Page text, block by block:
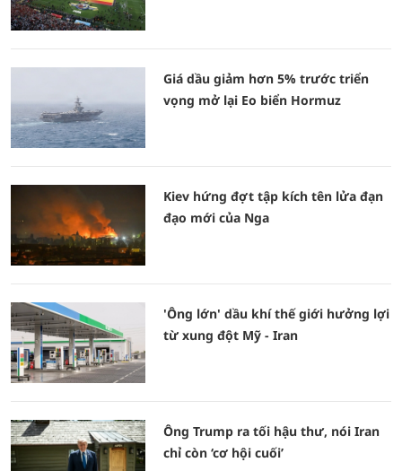
Giá dầu giảm hơn 5% trước triển
vọng mở lại Eo biển Hormuz
Kiev hứng đợt tập kích tên lửa đạn
đạo mới của Nga
'Ông lớn' dầu khí thế giới hưởng lợi
từ xung đột Mỹ - Iran
Ông Trump ra tối hậu thư, nói Iran
chỉ còn ‘cơ hội cuối’